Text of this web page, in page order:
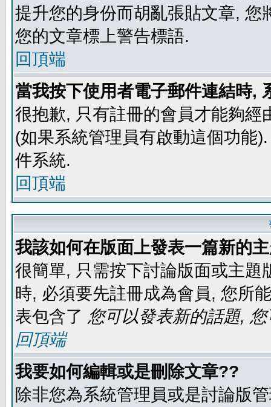
提升您的身份而胡亂張貼文章,
您的文章標上警告標語.
回頂端
當我按下使用者電子郵件連結時,
很抱歉, 只有註冊的會員才能夠
(如果系統管理員有啟動這個功能
件系統.
回頂端
我該如何在版面上發表一篇新的
很簡單, 只需按下討論版面或主
時, 必須要先註冊成為會員, 您所
表包含了 您可以發表新的話題,
回頂端
我要如何編輯或是刪除文章??
除非您為系統管理員或是討論版